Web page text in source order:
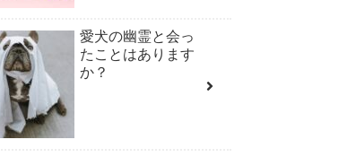
愛犬の幽霊と会っ
たことはあります
か？